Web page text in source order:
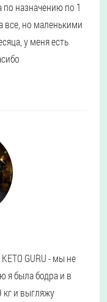
назначению по 1
все, но маленькими
у меня есть
GURU - мы не
я была бодра и в
кг и выгляжу